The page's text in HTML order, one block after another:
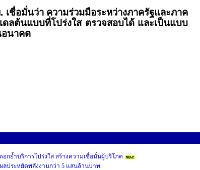
เชื่อมั่นว่า ความร่วมมือระหว่างภาครัฐและภาค
ดลต้นแบบที่โปร่งใส ตรวจสอบได้ และเป็นแบบ
อนาคต
กย้ำบริการโปร่งใส สร้างความเชื่อมั่นผู้บริโภค
ประหยัดพลังงานกว่า 5 แสนล้านบาท